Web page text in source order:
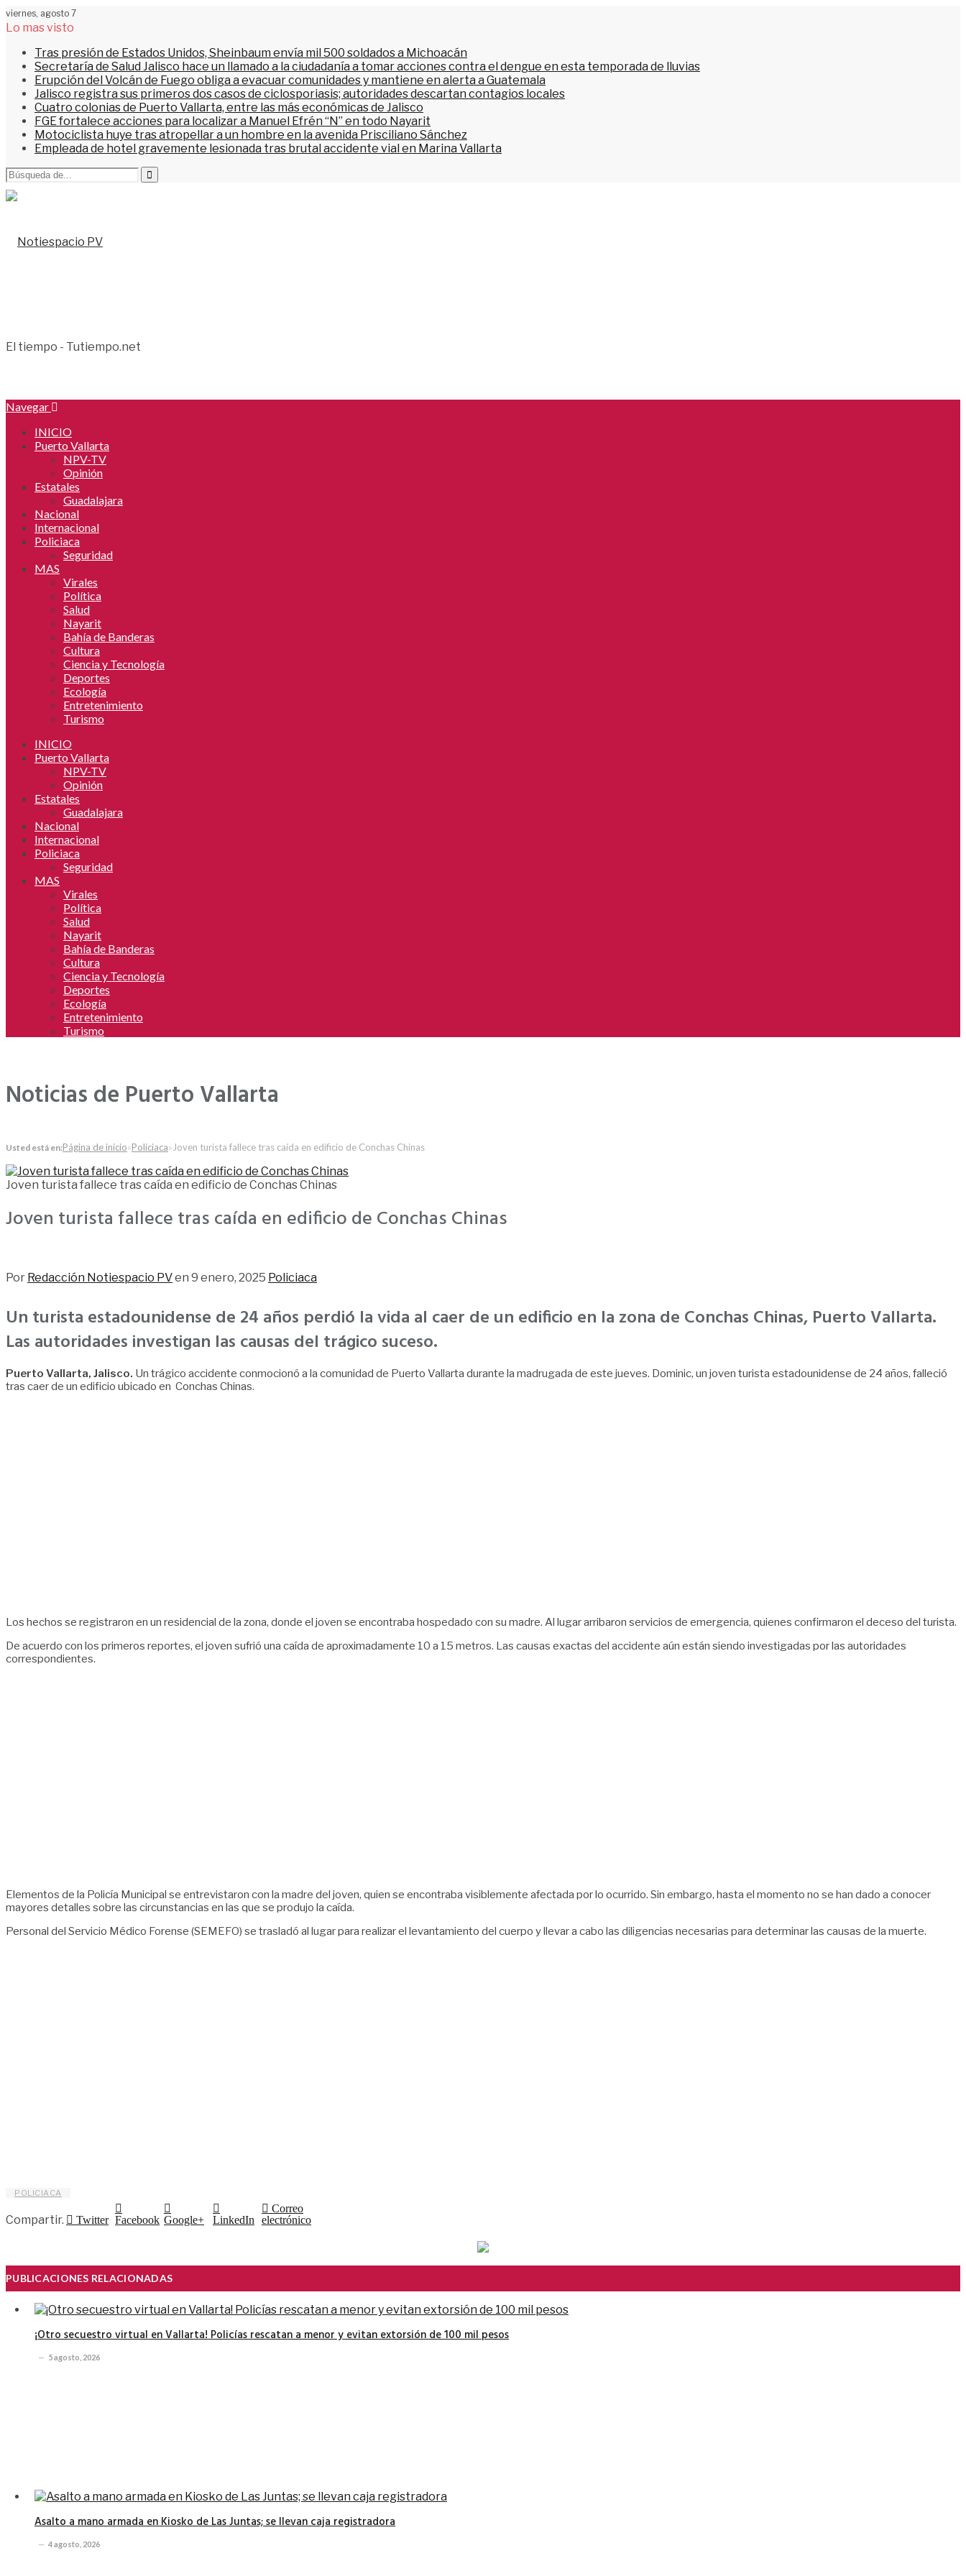
viernes, agosto 7
Lo mas visto
Tras presión de Estados Unidos, Sheinbaum envía mil 500 soldados a Michoacán
Secretaría de Salud Jalisco hace un llamado a la ciudadanía a tomar acciones contra el dengue en esta temporada de lluvias
Erupción del Volcán de Fuego obliga a evacuar comunidades y mantiene en alerta a Guatemala
Jalisco registra sus primeros dos casos de ciclosporiasis; autoridades descartan contagios locales
Cuatro colonias de Puerto Vallarta, entre las más económicas de Jalisco
FGE fortalece acciones para localizar a Manuel Efrén “N” en todo Nayarit
Motociclista huye tras atropellar a un hombre en la avenida Prisciliano Sánchez
Empleada de hotel gravemente lesionada tras brutal accidente vial en Marina Vallarta
El tiempo - Tutiempo.net
Navegar
INICIO
Puerto Vallarta
NPV-TV
Opinión
Estatales
Guadalajara
Nacional
Internacional
Policiaca
Seguridad
MAS
Virales
Política
Salud
Nayarit
Bahía de Banderas
Cultura
Ciencia y Tecnología
Deportes
Ecología
Entretenimiento
Turismo
INICIO
Puerto Vallarta
NPV-TV
Opinión
Estatales
Guadalajara
Nacional
Internacional
Policiaca
Seguridad
MAS
Virales
Política
Salud
Nayarit
Bahía de Banderas
Cultura
Ciencia y Tecnología
Deportes
Ecología
Entretenimiento
Turismo
Noticias de Puerto Vallarta
Usted está en:Página de inicio»Policiaca» Joven turista fallece tras caída en edificio de Conchas Chinas
Joven turista fallece tras caída en edificio de Conchas Chinas
Joven turista fallece tras caída en edificio de Conchas Chinas
Por Redacción Notiespacio PVen 9 enero, 2025 Policiaca
Un turista estadounidense de 24 años perdió la vida al caer de un edificio en la zona de Conchas Chinas, Puerto Vallarta.
Las autoridades investigan las causas del trágico suceso.
Puerto Vallarta, Jalisco. Un trágico accidente conmocionó a la comunidad de Puerto Vallarta durante la madrugada de este jueves. Dominic, un joven turista estadounidense de 24 años, falleció
tras caer de un edificio ubicado en Conchas Chinas.
Los hechos se registraron en un residencial de la zona, donde el joven se encontraba hospedado con su madre. Al lugar arribaron servicios de emergencia, quienes confirmaron el deceso del turista.
De acuerdo con los primeros reportes, el joven sufrió una caída de aproximadamente 10 a 15 metros. Las causas exactas del accidente aún están siendo investigadas por las autoridades
correspondientes.
Elementos de la Policía Municipal se entrevistaron con la madre del joven, quien se encontraba visiblemente afectada por lo ocurrido. Sin embargo, hasta el momento no se han dado a conocer
mayores detalles sobre las circunstancias en las que se produjo la caída.
Personal del Servicio Médico Forense (SEMEFO) se trasladó al lugar para realizar el levantamiento del cuerpo y llevar a cabo las diligencias necesarias para determinar las causas de la muerte.
POLICIACA
Compartir. Twitter Facebook Google+ LinkedIn
Correo
electrónico
PUBLICACIONES RELACIONADAS
¡Otro secuestro virtual en Vallarta! Policías rescatan a menor y evitan extorsión de 100 mil pesos
5 agosto, 2026
Asalto a mano armada en Kiosko de Las Juntas; se llevan caja registradora
4 agosto, 2026